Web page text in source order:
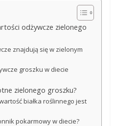
odżywcze zielonego
znajdują się w zielonym
groszku w diecie
zielonego groszku?
białka roślinnego jest
pokarmowy w diecie?